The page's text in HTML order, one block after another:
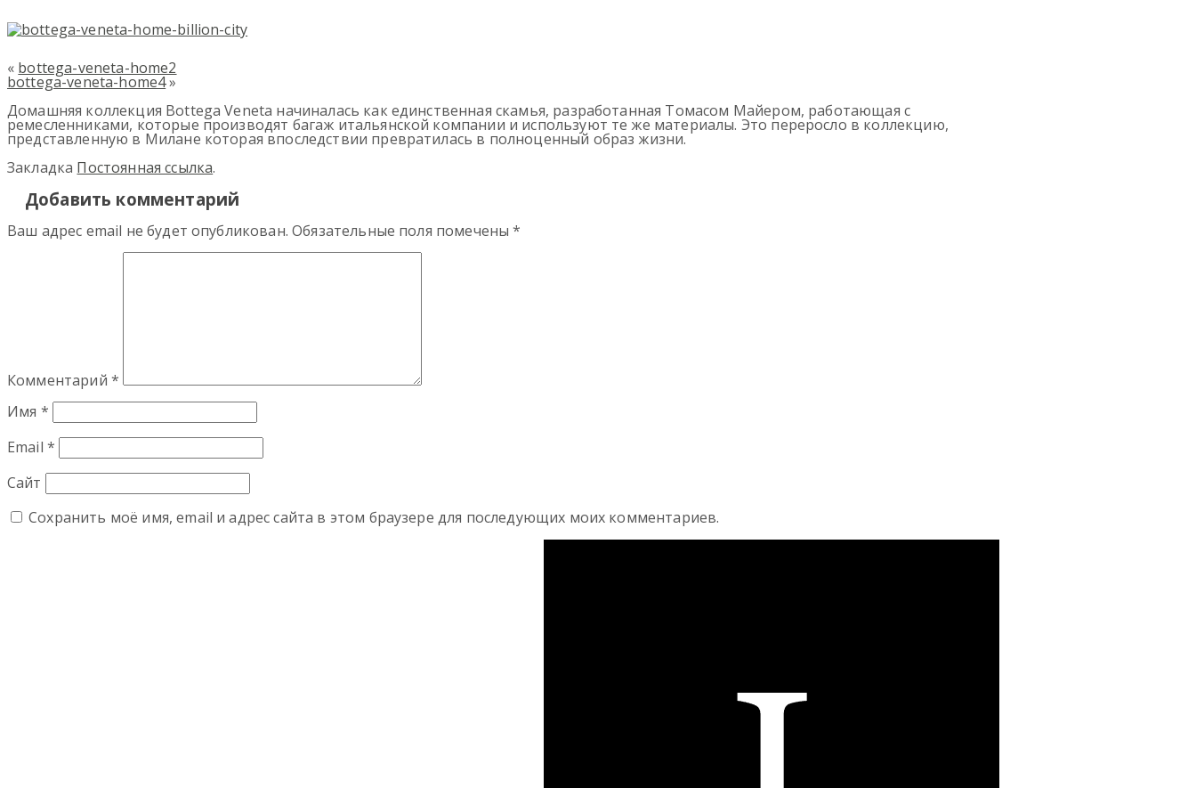
« bottega-veneta-home2
bottega-veneta-home4»
Домашняя коллекция Bottega Veneta начиналась как единственная скамья, разработанная Томасом Майером, работающая с
ремесленниками, которые производят багаж итальянской компании и используют те же материалы. Это переросло в коллекцию,
представленную в Милане которая впоследствии превратилась в полноценный образ жизни.
Закладка Постоянная ссылка.
Добавить комментарий
Ваш адрес email не будет опубликован. Обязательные поля помечены*
Комментарий *
Имя *
Email *
Сайт
Сохранить моё имя, email и адрес сайта в этом браузере для последующих моих комментариев.